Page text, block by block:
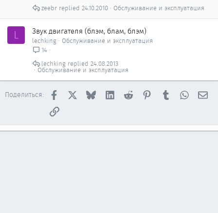
о
Обслуживание и эксплуатация
24.10.2010
zeebr
L Звук двигателя (блэм, блам, блэм)
lechking
Обслуживание и эксплуатация
14
Обслуживание и эксплуатация
24.08.2013
lechking
Поделиться: Facebook BlueskyLinkedInReddit PinterestTumblr
Ссылка